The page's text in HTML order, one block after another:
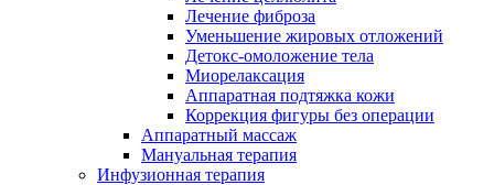
Лечение фиброза
Уменьшение жировых отложений
Детокс-омоложение тела
Миорелаксация
Аппаратная подтяжка кожи
Коррекция фигуры без операции
Аппаратный массаж
Мануальная терапия
Инфузионная терапия